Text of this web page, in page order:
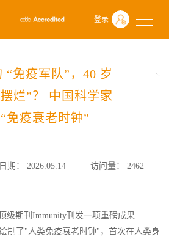
登录
前沿动态
岁后开始 “摆烂”？ 中国科学家绘制“免疫衰
“免疫军队”，40 岁
烂”？ 中国科学家
免疫衰老时钟”
日期： 2026.05.14 访问量：2462
级期刊Immunity刊发一项重磅成果 ——
制了"人类免疫衰老时钟"，首次在人类身